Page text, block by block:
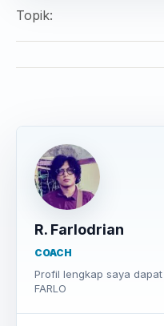
Topik:
R. Farlodrian
COACH
Profil lengkap saya dapat
FARLO